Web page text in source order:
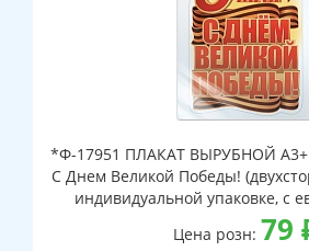
*Ф-17951 ПЛАКАТ ВЫРУБНОЙ
С Днем Великой Победы!
индивидуальной упаковке, с
клеевым
Цена розн: 79